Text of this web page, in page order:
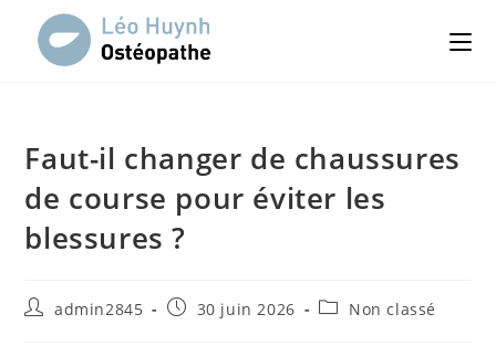
content
Faut-il changer de chaussures
de course pour éviter les
blessures ?
Auteur/autrice
admin2845
Publication
30 juin 2026
PostNon classé